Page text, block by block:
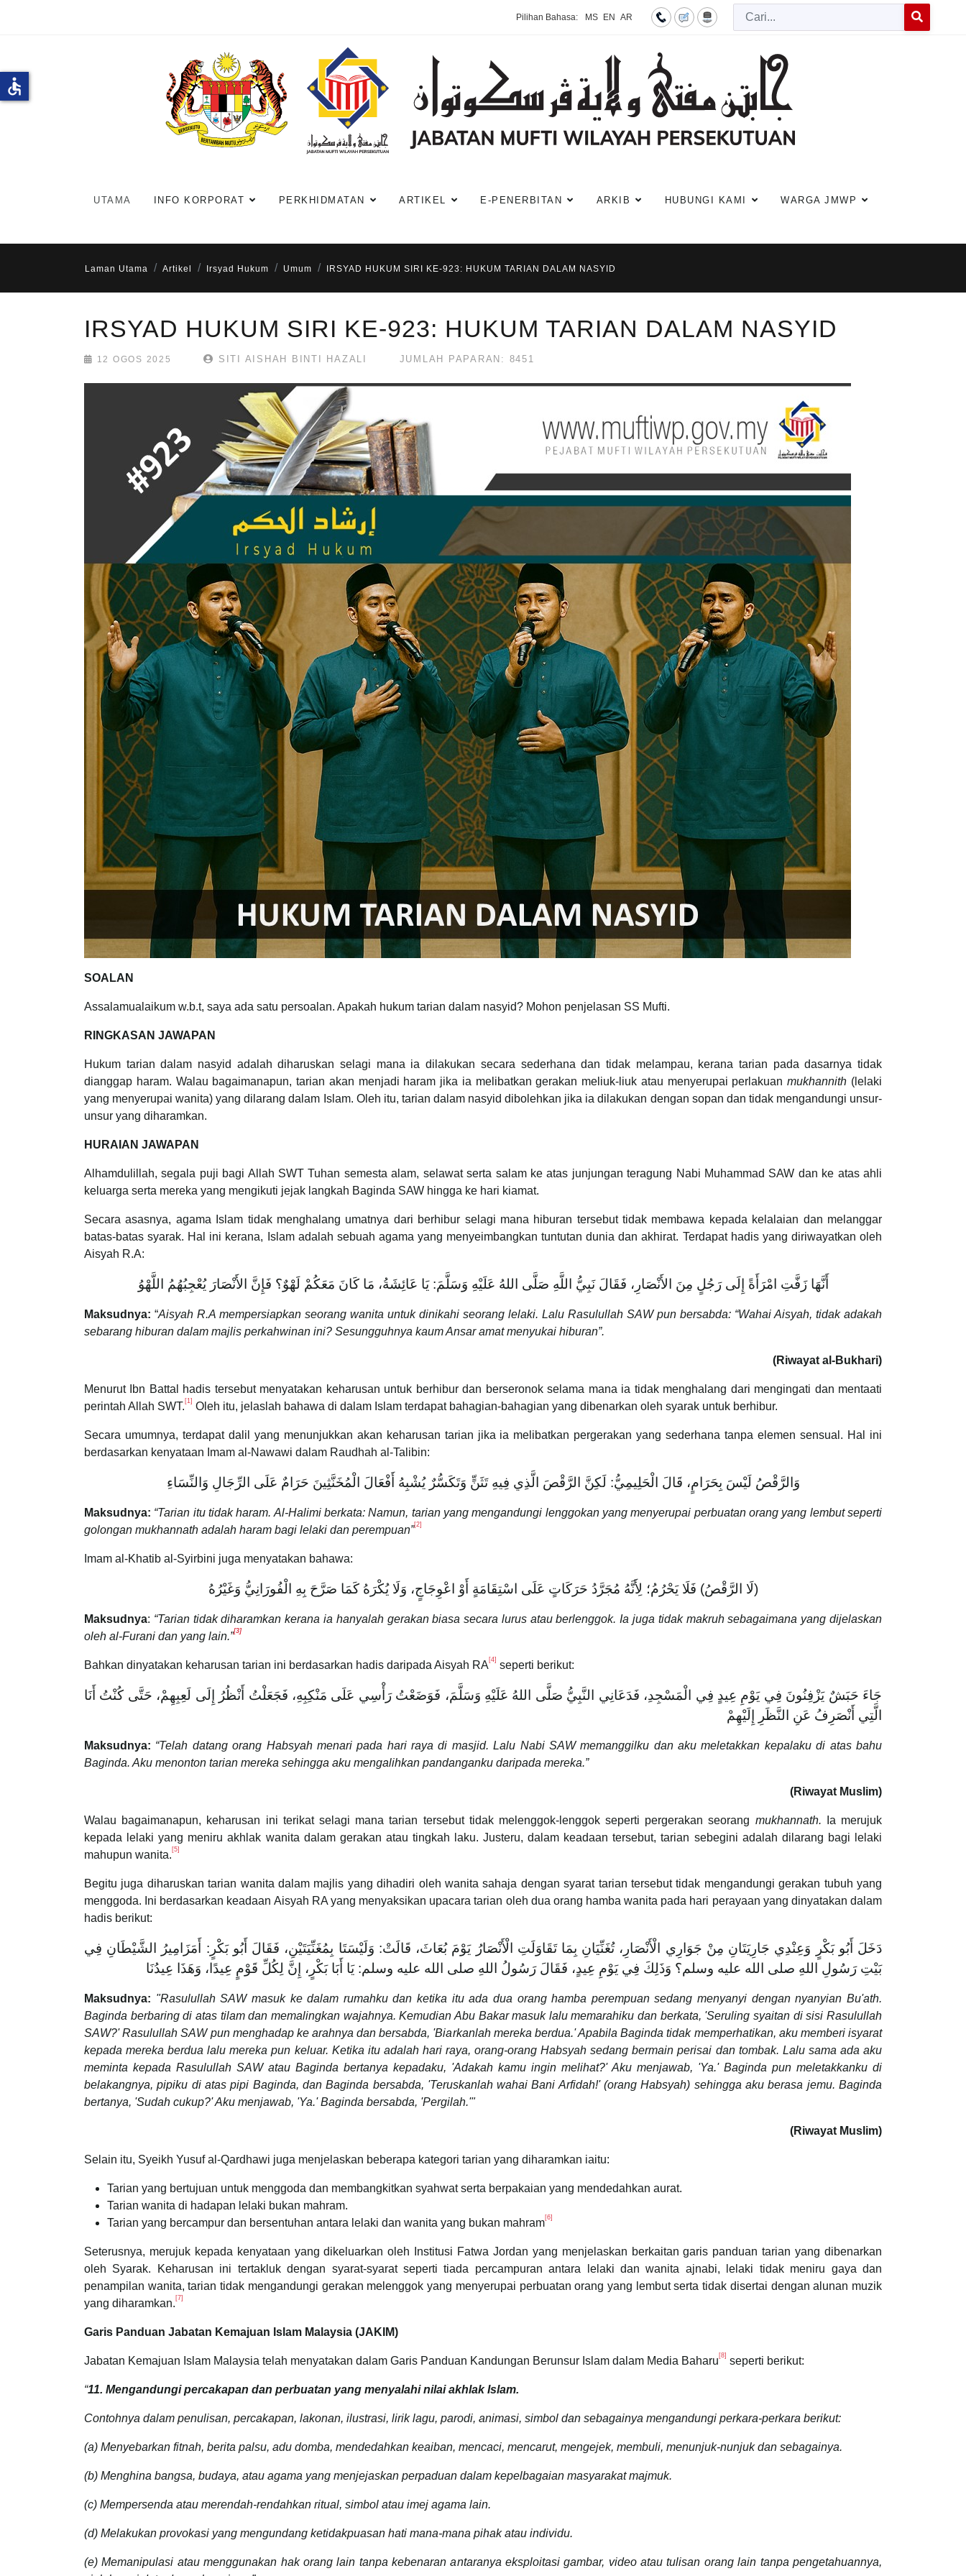
Pilihan Bahasa: MS EN AR
Cari
UTAMA INFO KORPORAT PERKHIDMATAN ARTIKEL E-PENERBITAN ARKIB HUBUNGI KAMI WARGA JMWP
Laman Utama Artikel Irsyad Hukum Umum IRSYAD HUKUM SIRI KE-923: HUKUM TARIAN DALAM NASYID
IRSYAD HUKUM SIRI KE-923: HUKUM TARIAN DALAM NASYID
12 OGOS 2025 SITI AISHAH BINTI HAZALI JUMLAH PAPARAN: 8451
SOALAN
Assalamualaikum w.b.t, saya ada satu persoalan. Apakah hukum tarian dalam nasyid? Mohon penjelasan SS Mufti.
RINGKASAN JAWAPAN
Hukum tarian dalam nasyid adalah diharuskan selagi mana ia dilakukan secara sederhana dan tidak melampau, kerana tarian pada dasarnya tidak
dianggap haram. Walau bagaimanapun, tarian akan menjadi haram jika ia melibatkan gerakan meliuk-liuk atau menyerupai perlakuanmukhannith (lelaki
yang menyerupai wanita) yang dilarang dalam Islam. Oleh itu, tarian dalam nasyid dibolehkan jika ia dilakukan dengan sopan dan tidak mengandungi unsur-
unsur yang diharamkan.
HURAIAN JAWAPAN
Alhamdulillah, segala puji bagi Allah SWT Tuhan semesta alam, selawat serta salam ke atas junjungan teragung Nabi Muhammad SAW dan ke atas ahli
keluarga serta mereka yang mengikuti jejak langkah Baginda SAW hingga ke hari kiamat.
Secara asasnya, agama Islam tidak menghalang umatnya dari berhibur selagi mana hiburan tersebut tidak membawa kepada kelalaian dan melanggar
batas-batas syarak. Hal ini kerana, Islam adalah sebuah agama yang menyeimbangkan tuntutan dunia dan akhirat. Terdapat hadis yang diriwayatkan oleh
Aisyah R.A:
أَنَّهَا زَفَّتِ امْرَأَةً إِلَى رَجُلٍ مِنَ الأَنْصَارِ، فَقَالَ نَبِيُّ اللَّهِ صَلَّى اللهُ عَلَيْهِ وَسَلَّمَ: يَا عَائِشَةُ، مَا كَانَ مَعَكُمْ لَهْوٌ؟ فَإِنَّ الأَنْصَارَ يُعْجِبُهُمُ اللَّهْوُ
Maksudnya: “Aisyah R.A mempersiapkan seorang wanita untuk dinikahi seorang lelaki. Lalu Rasulullah SAW pun bersabda: “Wahai Aisyah, tidak adakah
sebarang hiburan dalam majlis perkahwinan ini? Sesungguhnya kaum Ansar amat menyukai hiburan”.
(Riwayat al-Bukhari)
Menurut Ibn Battal hadis tersebut menyatakan keharusan untuk berhibur dan berseronok selama mana ia tidak menghalang dari mengingati dan mentaati
perintah Allah SWT. [1] Oleh itu, jelaslah bahawa di dalam Islam terdapat bahagian-bahagian yang dibenarkan oleh syarak untuk berhibur.
Secara umumnya, terdapat dalil yang menunjukkan akan keharusan tarian jika ia melibatkan pergerakan yang sederhana tanpa elemen sensual. Hal ini
berdasarkan kenyataan Imam al-Nawawi dalam Raudhah al-Talibin:
وَالرَّقْصُ لَيْسَ بِحَرَامٍ، قَالَ الْحَلِيمِيُّ: لَكِنَّ الرَّقْصَ الَّذِي فِيهِ تَثَنٍّ وَتَكَسُّرٌ يُشْبِهُ أَفْعَالَ الْمُخَنَّثِينَ حَرَامٌ عَلَى الرِّجَالِ وَالنِّسَاءِ
Maksudnya: “Tarian itu tidak haram. Al-Halimi berkata: Namun, tarian yang mengandungi lenggokan yang menyerupai perbuatan orang yang lembut seperti
golongan mukhannath adalah haram bagi lelaki dan perempuan”[2]
Imam al-Khatib al-Syirbini juga menyatakan bahawa:
(لَا الرَّقْصُ) فَلَا يَحْرُمُ؛ لِأَنَّهُ مُجَرَّدُ حَرَكَاتٍ عَلَى اسْتِقَامَةٍ أَوْ اعْوِجَاجٍ، وَلَا يُكْرَهُ كَمَا صَرَّحَ بِهِ الْفُورَانِيُّ وَغَيْرُهُ
Maksudnya: “Tarian tidak diharamkan kerana ia hanyalah gerakan biasa secara lurus atau berlenggok. Ia juga tidak makruh sebagaimana yang dijelaskan
oleh al-Furani dan yang lain.”[3]
Bahkan dinyatakan keharusan tarian ini berdasarkan hadis daripada Aisyah RA [4] seperti berikut:
جَاءَ حَبَشٌ يَزْفِنُونَ فِي يَوْمِ عِيدٍ فِي الْمَسْجِدِ، فَدَعَانِي النَّبِيُّ صَلَّى اللهُ عَلَيْهِ وَسَلَّمَ، فَوَضَعْتُ رَأْسِي عَلَى مَنْكِبِهِ، فَجَعَلْتُ أَنْظُرُ إِلَى لَعِبِهِمْ، حَتَّى كُنْتُ أَنَا
الَّتِي أَنْصَرِفُ عَنِ النَّظَرِ إِلَيْهِمْ
Maksudnya: “Telah datang orang Habsyah menari pada hari raya di masjid. Lalu Nabi SAW memanggilku dan aku meletakkan kepalaku di atas bahu
Baginda. Aku menonton tarian mereka sehingga aku mengalihkan pandanganku daripada mereka.”
(Riwayat Muslim)
Walau bagaimanapun, keharusan ini terikat selagi mana tarian tersebut tidak melenggok-lenggok seperti pergerakan seorang mukhannath. Ia merujuk
kepada lelaki yang meniru akhlak wanita dalam gerakan atau tingkah laku. Justeru, dalam keadaan tersebut, tarian sebegini adalah dilarang bagi lelaki
mahupun wanita. [5]
Begitu juga diharuskan tarian wanita dalam majlis yang dihadiri oleh wanita sahaja dengan syarat tarian tersebut tidak mengandungi gerakan tubuh yang
menggoda. Ini berdasarkan keadaan Aisyah RA yang menyaksikan upacara tarian oleh dua orang hamba wanita pada hari perayaan yang dinyatakan dalam
hadis berikut:
دَخَلَ أَبُو بَكْرٍ وَعِنْدِي جَارِيَتَانِ مِنْ جَوَارِي الْأَنْصَارِ، تُغَنِّيَانِ بِمَا تَقَاوَلَتِ الْأَنْصَارُ يَوْمَ بُعَاثَ، قَالَتْ: وَلَيْسَتَا بِمُغَنِّيَتَيْنِ، فَقَالَ أَبُو بَكْرٍ: أَمَزَامِيرُ الشَّيْطَانِ فِي
بَيْتِ رَسُولِ اللهِ صلى الله عليه وسلم؟ وَذَلِكَ فِي يَوْمِ عِيدٍ، فَقَالَ رَسُولُ اللهِ صلى الله عليه وسلم: يَا أَبَا بَكْرٍ، إِنَّ لِكُلِّ قَوْمٍ عِيدًا، وَهَذَا عِيدُنَا
Maksudnya: "Rasulullah SAW masuk ke dalam rumahku dan ketika itu ada dua orang hamba perempuan sedang menyanyi dengan nyanyian Bu'ath.
Baginda berbaring di atas tilam dan memalingkan wajahnya. Kemudian Abu Bakar masuk lalu memarahiku dan berkata, 'Seruling syaitan di sisi Rasulullah
SAW?' Rasulullah SAW pun menghadap ke arahnya dan bersabda, 'Biarkanlah mereka berdua.' Apabila Baginda tidak memperhatikan, aku memberi isyarat
kepada mereka berdua lalu mereka pun keluar. Ketika itu adalah hari raya, orang-orang Habsyah sedang bermain perisai dan tombak. Lalu sama ada aku
meminta kepada Rasulullah SAW atau Baginda bertanya kepadaku, 'Adakah kamu ingin melihat?' Aku menjawab, 'Ya.' Baginda pun meletakkanku di
belakangnya, pipiku di atas pipi Baginda, dan Baginda bersabda, 'Teruskanlah wahai Bani Arfidah!' (orang Habsyah) sehingga aku berasa jemu. Baginda
bertanya, 'Sudah cukup?' Aku menjawab, 'Ya.' Baginda bersabda, 'Pergilah.'"
(Riwayat Muslim)
Selain itu, Syeikh Yusuf al-Qardhawi juga menjelaskan beberapa kategori tarian yang diharamkan iaitu:
Tarian yang bertujuan untuk menggoda dan membangkitkan syahwat serta berpakaian yang mendedahkan aurat.
Tarian wanita di hadapan lelaki bukan mahram.
Tarian yang bercampur dan bersentuhan antara lelaki dan wanita yang bukan mahram[6]
Seterusnya, merujuk kepada kenyataan yang dikeluarkan oleh Institusi Fatwa Jordan yang menjelaskan berkaitan garis panduan tarian yang dibenarkan
oleh Syarak. Keharusan ini tertakluk dengan syarat-syarat seperti tiada percampuran antara lelaki dan wanita ajnabi, lelaki tidak meniru gaya dan
penampilan wanita, tarian tidak mengandungi gerakan melenggok yang menyerupai perbuatan orang yang lembut serta tidak disertai dengan alunan muzik
yang diharamkan. [7]
Garis Panduan Jabatan Kemajuan Islam Malaysia (JAKIM)
Jabatan Kemajuan Islam Malaysia telah menyatakan dalam Garis Panduan Kandungan Berunsur Islam dalam Media Baharu [8] seperti berikut:
“11. Mengandungi percakapan dan perbuatan yang menyalahi nilai akhlak Islam.
Contohnya dalam penulisan, percakapan, lakonan, ilustrasi, lirik lagu, parodi, animasi, simbol dan sebagainya mengandungi perkara-perkara berikut:
(a) Menyebarkan fitnah, berita palsu, adu domba, mendedahkan keaiban, mencaci, mencarut, mengejek, membuli, menunjuk-nunjuk dan sebagainya.
(b) Menghina bangsa, budaya, atau agama yang menjejaskan perpaduan dalam kepelbagaian masyarakat majmuk.
(c) Mempersenda atau merendah-rendahkan ritual, simbol atau imej agama lain.
(d) Melakukan provokasi yang mengundang ketidakpuasan hati mana-mana pihak atau individu.
(e) Memanipulasi atau menggunakan hak orang lain tanpa kebenaran antaranya eksploitasi gambar, video atau tulisan orang lain tanpa pengetahuannya,
accessible